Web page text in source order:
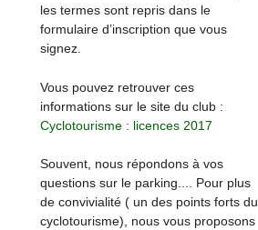
les termes sont repris dans le
formulaire d’inscription que vous
signez.
Vous pouvez retrouver ces
informations sur le site du club :
Cyclotourisme : licences 2017
Souvent, nous répondons à vos
questions sur le parking.... Pour plus
de convivialité ( un des points forts du
cyclotourisme), nous vous proposons